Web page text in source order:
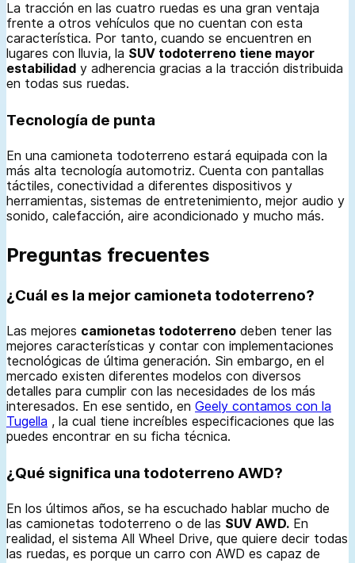
La tracción en las cuatro ruedas es una gran ventaja
frente a otros vehículos que no cuentan con esta
característica. Por tanto, cuando se encuentren en
lugares con lluvia, la SUV todoterreno tiene mayor
estabilidad y adherencia gracias a la tracción distribuida
en todas sus ruedas.
Tecnología de punta
En una camioneta todoterreno estará equipada con la
más alta tecnología automotriz. Cuenta con pantallas
táctiles, conectividad a diferentes dispositivos y
herramientas, sistemas de entretenimiento, mejor audio y
sonido, calefacción, aire acondicionado y mucho más.
Preguntas frecuentes
¿Cuál es la mejor camioneta todoterreno?
Las mejores camionetas todoterreno deben tener las
mejores características y contar con implementaciones
tecnológicas de última generación. Sin embargo, en el
mercado existen diferentes modelos con diversos
detalles para cumplir con las necesidades de los más
interesados. En ese sentido, en Geely contamos con la
Tugella , la cual tiene increíbles especificaciones que las
puedes encontrar en su ficha técnica.
¿Qué significa una todoterreno AWD?
En los últimos años, se ha escuchado hablar mucho de
las camionetas todoterreno o de las SUV AWD. En
realidad, el sistema All Wheel Drive, que quiere decir todas
las ruedas, es porque un carro con AWD es capaz de